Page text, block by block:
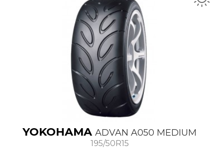
YOKOHAMA ADVAN A050 MEDIUM
195/50R15